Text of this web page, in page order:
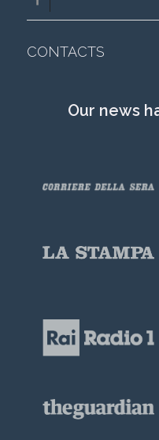
CONTACTS
Our news